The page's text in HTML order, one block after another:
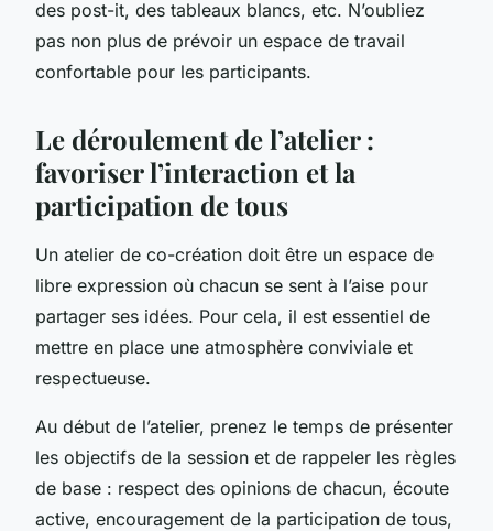
des post-it, des tableaux blancs, etc. N’oubliez
pas non plus de prévoir un espace de travail
confortable pour les participants.
Le déroulement de l’atelier :
favoriser l’interaction et la
participation de tous
Un atelier de co-création doit être un espace de
libre expression où chacun se sent à l’aise pour
partager ses idées. Pour cela, il est essentiel de
mettre en place une atmosphère conviviale et
respectueuse.
Au début de l’atelier, prenez le temps de présenter
les objectifs de la session et de rappeler les règles
de base : respect des opinions de chacun, écoute
active, encouragement de la participation de tous,